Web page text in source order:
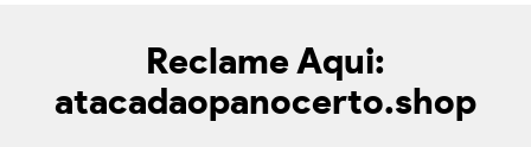
Reclame Aqui:
atacadaopanocerto.shop